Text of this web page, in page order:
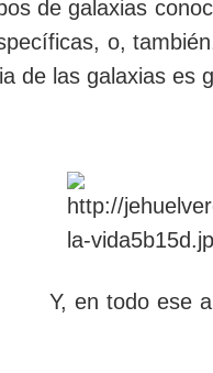
de galaxias
o,
de las galaxias es